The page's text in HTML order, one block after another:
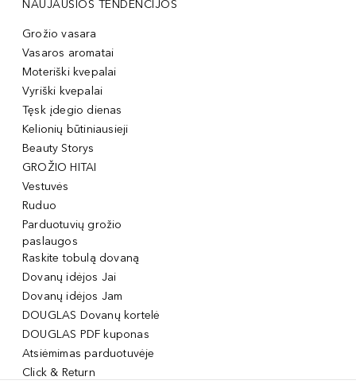
NAUJAUSIOS TENDENCIJOS
Grožio vasara
Vasaros aromatai
Moteriški kvepalai
Vyriški kvepalai
Tęsk įdegio dienas
Kelionių būtiniausieji
Beauty Storys
GROŽIO HITAI
Vestuvės
Ruduo
Parduotuvių grožio
paslaugos
Raskite tobulą dovaną
Dovanų idėjos Jai
Dovanų idėjos Jam
DOUGLAS Dovanų kortelė
DOUGLAS PDF kuponas
Atsiėmimas parduotuvėje
Click & Return